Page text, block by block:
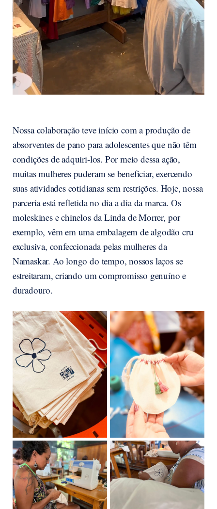
Nossa colaboração teve início com a produção de
absorventes de pano para adolescentes que não têm
condições de adquiri-los. Por meio dessa ação,
muitas mulheres puderam se beneficiar, exercendo
suas atividades cotidianas sem restrições. Hoje, nossa
parceria está refletida no dia a dia da marca. Os
moleskines e chinelos da Linda de Morrer, por
exemplo, vêm em uma embalagem de algodão cru
exclusiva, confeccionada pelas mulheres da
Namaskar. Ao longo do tempo, nossos laços se
estreitaram, criando um compromisso genuíno e
duradouro.